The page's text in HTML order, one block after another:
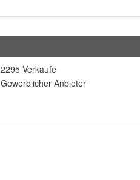
2295 Verkäufe
Gewerblicher Anbieter